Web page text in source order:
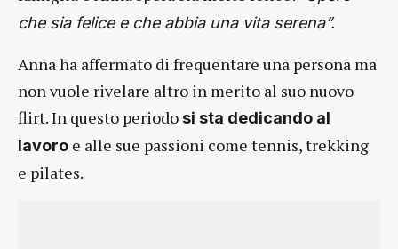
che sia felice e che abbia una vita serena”.
Anna ha affermato di frequentare una persona ma
non vuole rivelare altro in merito al suo nuovo
flirt. In questo periodosi sta dedicando al
lavoro e alle sue passioni come tennis, trekking
e pilates.